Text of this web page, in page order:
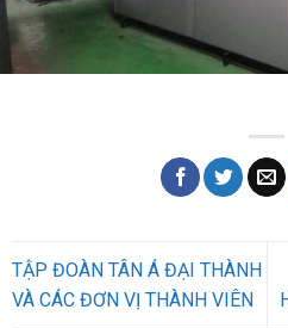
TẬP ĐOÀN TÂN Á ĐẠI THÀNH
VÀ CÁC ĐƠN VỊ THÀNH VIÊN